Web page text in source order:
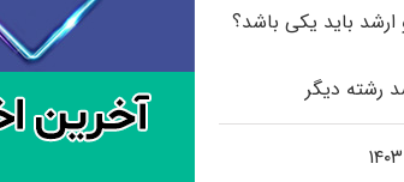
ارشد باید یکی باشد؟
رشته دیگر